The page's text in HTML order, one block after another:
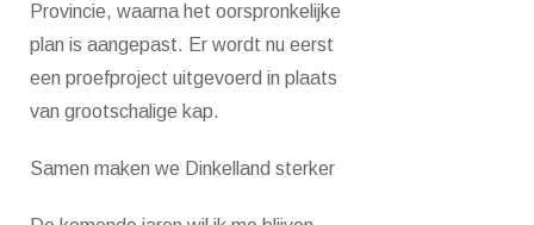
Provincie, waarna het oorspronkelijke
plan is aangepast. Er wordt nu eerst
een proefproject uitgevoerd in plaats
van grootschalige kap.
Samen maken we Dinkelland sterker